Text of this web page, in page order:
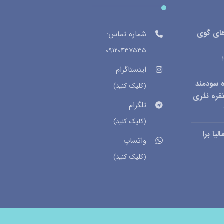
گوی
سودمند
نذری
برا
شماره تماس:
09120437535
اینستاگرام
(کلیک کنید)
تلگرام
(کلیک کنید)
واتساپ
(کلیک کنید)